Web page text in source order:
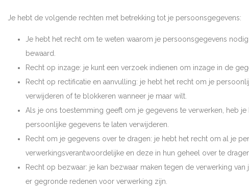
Je hebt de volgende rechten met betrekking tot je persoonsgegevens:
Je hebt het recht om te weten waarom je persoonsgegevens
bewaard.
Recht op inzage: je kunt een verzoek indienen om inzage in de
Recht op rectificatie en aanvulling: je hebt het recht om je
verwijderen of te blokkeren wanneer je maar wilt.
Als je ons toestemming geeft om je gegevens te verwerken, heb
persoonlijke gegevens te laten verwijderen.
Recht om je gegevens over te dragen: je hebt het recht om al je
verwerkingsverantwoordelijke en deze in hun geheel over te
Recht op bezwaar: je kan bezwaar maken tegen de verwerking
er gegronde redenen voor verwerking zijn.